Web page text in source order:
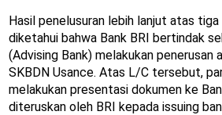
Hasil penelusuran lebih lanjut atas
diketahui bahwa Bank BRI bertindak
(Advising Bank) melakukan penerusan
SKBDN Usance. Atas L/C tersebut,
melakukan presentasi dokumen ke
diteruskan oleh BRI kepada issuing